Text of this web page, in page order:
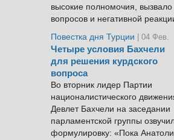
высокие полномочия,
вопросов и негативной
Повестка дня Турции
| 04 Фев.
Четыре условия Бахчели
для решения курдского
вопроса
Во вторник лидер Партии
националистического
Девлет Бахчели на заседании
парламентской группы
формулировку: «Пока